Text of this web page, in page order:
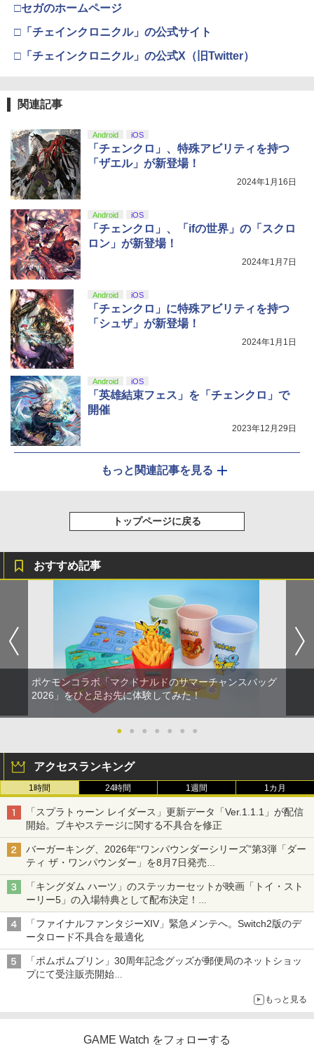
【セット商品】Minecraft ぷっくりっ
たいシール クリーパー＆エンダーマン
+ Minecraft ぷっくりったいシール モ
チーフ
5
ノコエアホッケー
￥1,254
舞台「忍たま乱太郎」～みんなニコニ
コ、はい、どうぞ!の段～【Blu-ray】 [
5
劇場版「鬼滅の刃」無限城編 第一章 猗
窩座再来(完全生産限定版)【Blu-ray】 [
吾峠呼世晴 ]
￥55,871
5
ニンテンドープリペイド番号 5000円|オ
5
【純正品】DualSense ワイヤレスコン
￥7,681
4
【純正品】Xbox 充電式バッテリー + US
5
【純正品】Xbox ワイヤレス コントロー
ラー (カーボンブラック)
3
劇場版「鬼滅の刃」無限城編 第一章 猗
窩座再来 通常版 [DVD]
4
窩座再来 完全生産限定版 [Blu-ray]
￥8,698
5
【Amazon.co.jp限定】劇場版モノノ怪
第三章 蛇神 (オリジナル特典:オリジナル
巾着＋メーカー特典:【坤と離】二振りの
剣、十翼より来たる！スタジオ描き下ろ
￥8,800
□セガのホームページ
□「チェインクロニクル」の公式サイト
□「チェインクロニクル」の公式X（旧Twitter）
関連記事
Android iOS
「チェンクロ」、特殊アビリティを持つ
「ザエル」が新登場！
2024年1月16日
Android iOS
「チェンクロ」、「ifの世界」の「スクロ
ロン」が新登場！
2024年1月7日
Android iOS
「チェンクロ」に特殊アビリティを持つ
「シュザ」が新登場！
2024年1月1日
Android iOS
「英雄結束フェス」を「チェンクロ」で
開催
2023年12月29日
もっと関連記事を見る
トップページに戻る
おすすめ記事
ポケモンコラボ「マクドナルドのサマーチャンスバッグ
2026」をひと足お先に体験してみた！
● ● ● ● ● ● ●
アクセスランキング
1時間 24時間 1週間 1カ月
「スプラトゥーン レイダース」更新データ「Ver.1.1.1」が配信
開始。ブキやステージに関する不具合を修正
バーガーキング、2026年“ワンパウンダーシリーズ”第3弾「ダー
ティ ザ・ワンパウンダー」を8月7日発売
「特製ガーリックマヨソース」を使用した超大型チーズバーガー
「キングダム ハーツ」のステッカーセットが映画「トイ・スト
ーリー5」の入場特典として配布決定！
本日8月7日より先着・数量限定で配布
「ファイナルファンタジーXIV」緊急メンテへ。Switch2版のデ
ータロード不具合を最適化
「ポムポムプリン」30周年記念グッズが郵便局のネットショッ
プにて受注販売開始
もっと見る
GAME Watch をフォローする